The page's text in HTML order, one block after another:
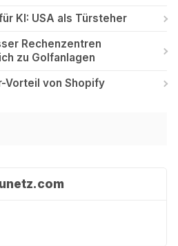
KI: USA als Türsteher
Rechenzentren
zu Golfanlagen
Vorteil von Shopify